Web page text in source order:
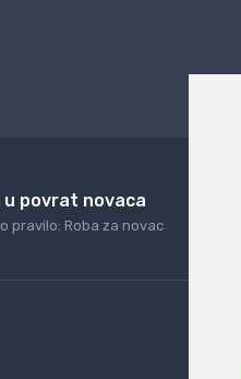
u povrat novaca
pravilo: Roba za novac